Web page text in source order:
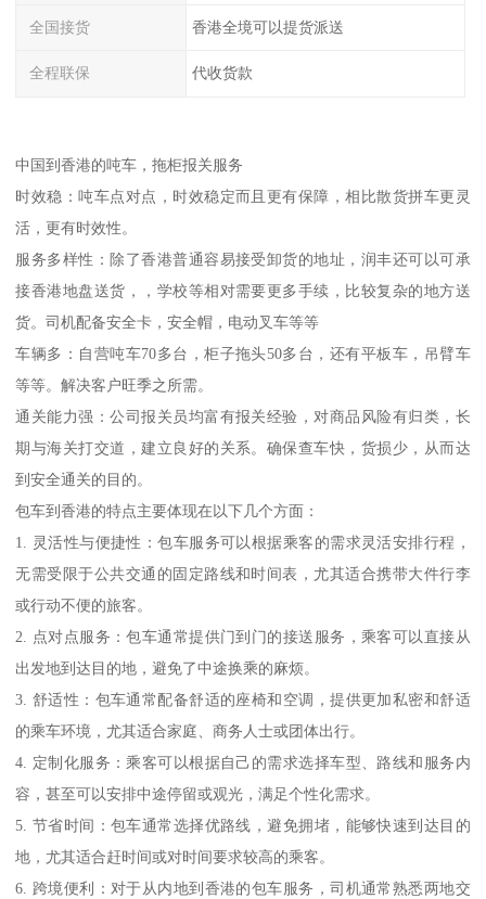
全国接货 香港全境可以提货派送
全程联保 代收货款
中国到香港的吨车，拖柜报关服务
时效稳：吨车点对点，时效稳定而且更有保障，相比散货拼车更灵
活，更有时效性。
服务多样性：除了香港普通容易接受卸货的地址，润丰还可以可承
接香港地盘送货，，学校等相对需要更多手续，比较复杂的地方送
货。司机配备安全卡，安全帽，电动叉车等等
车辆多：自营吨车70多台，柜子拖头50多台，还有平板车，吊臂车
等等。解决客户旺季之所需。
通关能力强：公司报关员均富有报关经验，对商品风险有归类，长
期与海关打交道，建立良好的关系。确保查车快，货损少，从而达
到安全通关的目的。
包车到香港的特点主要体现在以下几个方面：
1. 灵活性与便捷性：包车服务可以根据乘客的需求灵活安排行程，
无需受限于公共交通的固定路线和时间表，尤其适合携带大件行李
或行动不便的旅客。
2. 点对点服务：包车通常提供门到门的接送服务，乘客可以直接从
出发地到达目的地，避免了中途换乘的麻烦。
3. 舒适性：包车通常配备舒适的座椅和空调，提供更加私密和舒适
的乘车环境，尤其适合家庭、商务人士或团体出行。
4. 定制化服务：乘客可以根据自己的需求选择车型、路线和服务内
容，甚至可以安排中途停留或观光，满足个性化需求。
5. 节省时间：包车通常选择优路线，避免拥堵，能够快速到达目的
地，尤其适合赶时间或对时间要求较高的乘客。
6. 跨境便利：对于从内地到香港的包车服务，司机通常熟悉两地交